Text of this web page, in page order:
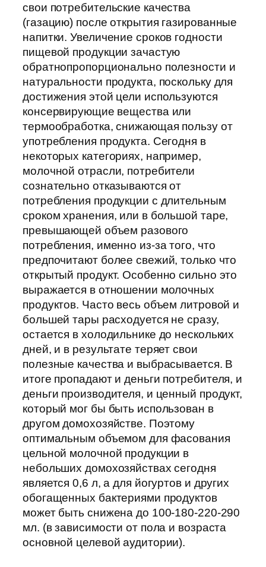
свои потребительские качества
(газацию) после открытия газированные
напитки. Увеличение сроков годности
пищевой продукции зачастую
обратнопропорционально полезности и
натуральности продукта, поскольку для
достижения этой цели используются
консервирующие вещества или
термообработка, снижающая пользу от
употребления продукта. Сегодня в
некоторых категориях, например,
молочной отрасли, потребители
сознательно отказываются от
потребления продукции с длительным
сроком хранения, или в большой таре,
превышающей объем разового
потребления, именно из-за того, что
предпочитают более свежий, только что
открытый продукт. Особенно сильно это
выражается в отношении молочных
продуктов. Часто весь объем литровой и
большей тары расходуется не сразу,
остается в холодильнике до нескольких
дней, и в результате теряет свои
полезные качества и выбрасывается. В
итоге пропадают и деньги потребителя, и
деньги производителя, и ценный продукт,
который мог бы быть использован в
другом домохозяйстве. Поэтому
оптимальным объемом для фасования
цельной молочной продукции в
небольших домохозяйствах сегодня
является 0,6 л, а для йогуртов и других
обогащенных бактериями продуктов
может быть снижена до 100-180-220-290
мл. (в зависимости от пола и возраста
основной целевой аудитории).